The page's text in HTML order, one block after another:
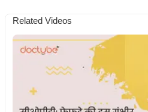
Related Videos